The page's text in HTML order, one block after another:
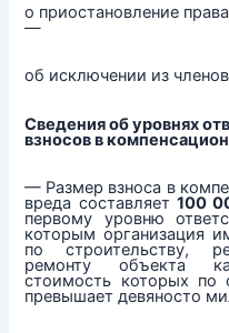
о приостановление
—
об исключении из
Сведения об уровнях
взносов в
— Размер взноса в
вреда составляет 100
первому уровню
которым организация
по строительству,
ремонту объекта
стоимость которых по
превышает девяносто